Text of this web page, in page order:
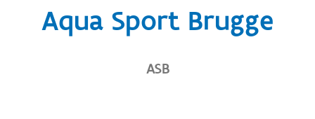
Aqua Sport Brugge
ASB